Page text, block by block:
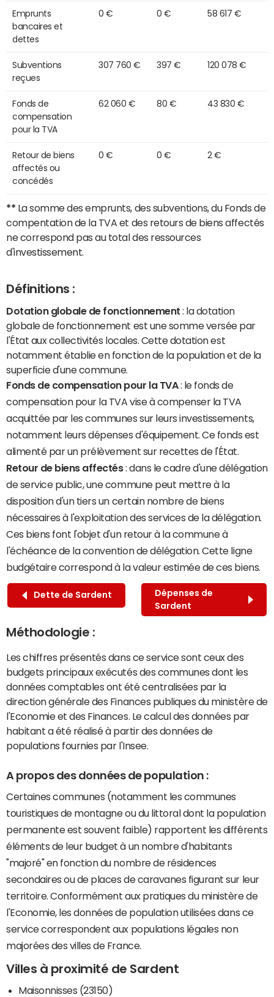
Emprunts
bancaires et
dettes
0 € 0 € 58 617 €
Subventions
reçues
307 760 € 397 € 120 078 €
Fonds de
compensation
pour la TVA
62 060 € 80 € 43 830 €
Retour de biens
affectés ou
concédés
0 € 0 € 2 €
** La somme des emprunts, des subventions, du Fonds de
compentation de la TVA et des retours de biens affectés
ne correspond pas au total des ressources
d'investissement.
Définitions :
Dotation globale de fonctionnement : la dotation
globale de fonctionnement est une somme versée par
l'État aux collectivités locales. Cette dotation est
notamment établie en fonction de la population et de la
superficie d'une commune.
Fonds de compensation pour la TVA: le fonds de
compensation pour la TVA vise à compenser la TVA
acquittée par les communes sur leurs investissements,
notamment leurs dépenses d'équipement. Ce fonds est
alimenté par un prélèvement sur recettes de l'État.
Retour de biens affectés: dans le cadre d'une délégation
de service public, une commune peut mettre à la
disposition d'un tiers un certain nombre de biens
nécessaires à l'exploitation des services de la délégation.
Ces biens font l'objet d'un retour à la commune à
l'échéance de la convention de délégation. Cette ligne
budgétaire correspond à la valeur estimée de ces biens.
Dette de Sardent
Dépenses de
Sardent
Méthodologie :
Les chiffres présentés dans ce service sont ceux des
budgets principaux exécutés des communes dont les
données comptables ont été centralisées par la
direction générale des Finances publiques du ministère de
l'Economie et des Finances. Le calcul des données par
habitant a été réalisé à partir des données de
populations fournies par l'Insee.
A propos des données de population :
Certaines communes (notamment les communes
touristiques de montagne ou du littoral dont la population
permanente est souvent faible) rapportent les différents
éléments de leur budget à un nombre d'habitants
"majoré" en fonction du nombre de résidences
secondaires ou de places de caravanes figurant sur leur
territoire. Conformément aux pratiques du ministère de
l'Economie, les données de population utilisées dans ce
service correspondent aux populations légales non
majorées des villes de France.
Villes à proximité de Sardent
Maisonnisses (23150)